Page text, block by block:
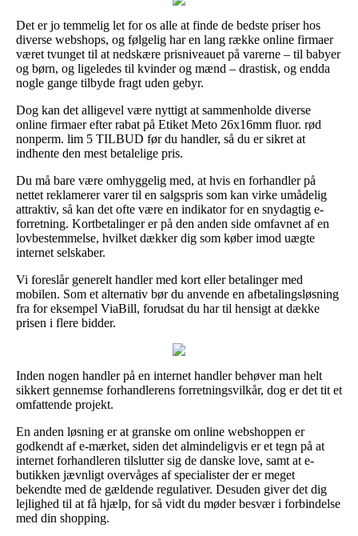
Det er jo temmelig let for os alle at finde de bedste priser hos
diverse webshops, og følgelig har en lang række online firmaer
været tvunget til at nedskære prisniveauet på varerne – til babyer
og børn, og ligeledes til kvinder og mænd – drastisk, og endda
nogle gange tilbyde fragt uden gebyr.
Dog kan det alligevel være nyttigt at sammenholde diverse
online firmaer efter rabat på Etiket Meto 26x16mm fluor. rød
nonperm. lim 5 TILBUD før du handler, så du er sikret at
indhente den mest betalelige pris.
Du må bare være omhyggelig med, at hvis en forhandler på
nettet reklamerer varer til en salgspris som kan virke umådelig
attraktiv, så kan det ofte være en indikator for en snydagtig e-
forretning. Kortbetalinger er på den anden side omfavnet af en
lovbestemmelse, hvilket dækker dig som køber imod uægte
internet selskaber.
Vi foreslår generelt handler med kort eller betalinger med
mobilen. Som et alternativ bør du anvende en afbetalingsløsning
fra for eksempel ViaBill, forudsat du har til hensigt at dække
prisen i flere bidder.
Inden nogen handler på en internet handler behøver man helt
sikkert gennemse forhandlerens forretningsvilkår, dog er det tit et
omfattende projekt.
En anden løsning er at granske om online webshoppen er
godkendt af e-mærket, siden det almindeligvis er et tegn på at
internet forhandleren tilslutter sig de danske love, samt at e-
butikken jævnligt overvåges af specialister der er meget
bekendte med de gældende regulativer. Desuden giver det dig
lejlighed til at få hjælp, for så vidt du møder besvær i forbindelse
med din shopping.